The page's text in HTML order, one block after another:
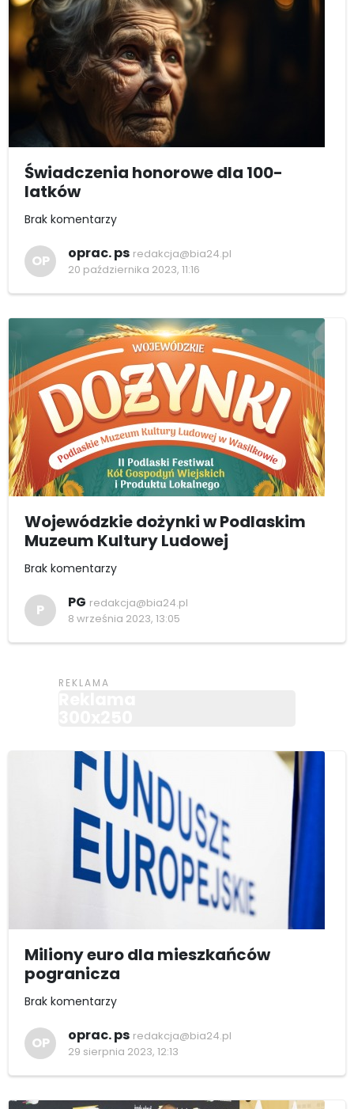
Świadczenia honorowe dla 100-
latków
Brak komentarzy
OP oprac. ps redakcja@bia24.pl
20 października 2023, 11:16
Wojewódzkie dożynki w Podlaskim
Muzeum Kultury Ludowej
Brak komentarzy
P PG redakcja@bia24.pl
8 września 2023, 13:05
Miliony euro dla mieszkańców
pogranicza
Brak komentarzy
OP oprac. ps redakcja@bia24.pl
29 sierpnia 2023, 12:13